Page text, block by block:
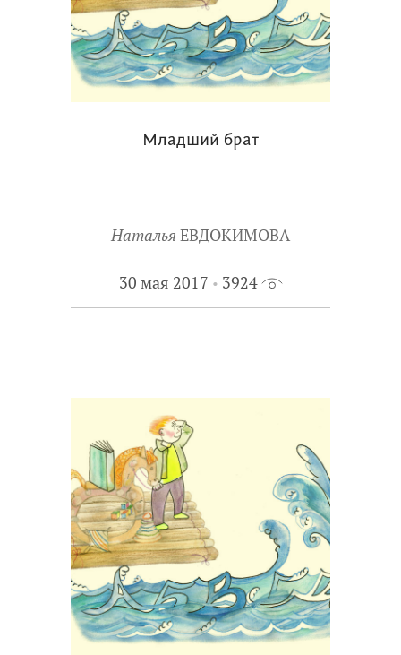
Младший брат
Наталья ЕВДОКИМОВА
30 мая 2017 3924